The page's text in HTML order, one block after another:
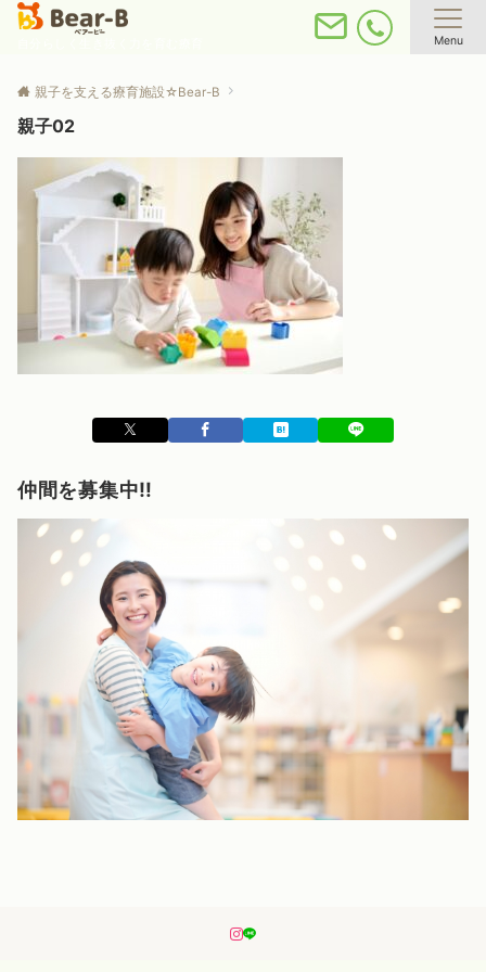
Menu
親子を支える療育施設☆Bear-B
親子02
仲間を募集中‼️